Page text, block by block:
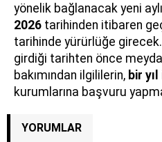
yönelik bağlanacak yeni
2026 tarihinden itibaren
tarihinde yürürlüğe
girdiği tarihten önce
bakımından ilgililerin, bir
kurumlarına başvuru
YORUMLAR